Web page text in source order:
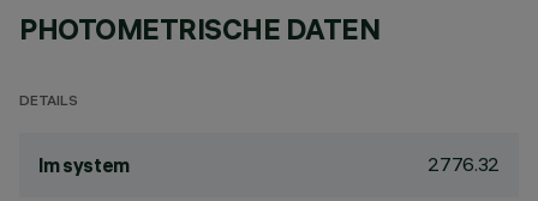
PHOTOMETRISCHE DATEN
DETAILS
lm system 2776.32